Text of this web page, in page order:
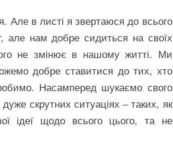
Але в листі я звертаюся до всього
нам добре сидиться на своїх
не змінює в нашому житті. Ми
добре ставитися до тих, хто
Насамперед шукаємо свого
скрутних ситуаціях – таких, як
ідеї щодо всього цього, та не